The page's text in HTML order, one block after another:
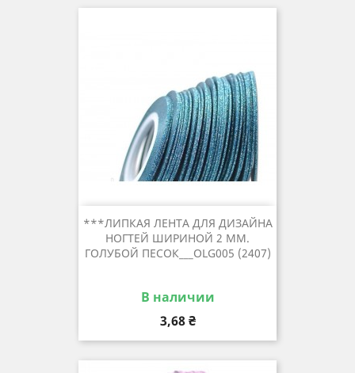
***ЛИПКАЯ ЛЕНТА ДЛЯ ДИЗАЙНА
НОГТЕЙ ШИРИНОЙ 2 ММ.
ГОЛУБОЙ ПЕСОК___OLG005 (2407)
В наличии
Цена
3,68 ₴